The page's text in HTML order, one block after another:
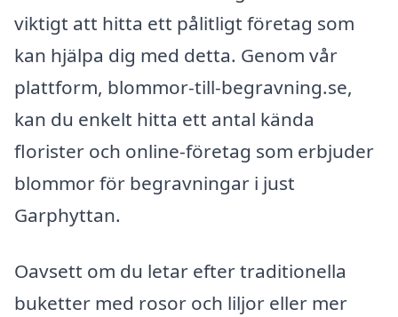
viktigt att hitta ett pålitligt företag som
kan hjälpa dig med detta. Genom vår
plattform, blommor-till-begravning.se,
kan du enkelt hitta ett antal kända
florister och online-företag som erbjuder
blommor för begravningar i just
Garphyttan.
Oavsett om du letar efter traditionella
buketter med rosor och liljor eller mer